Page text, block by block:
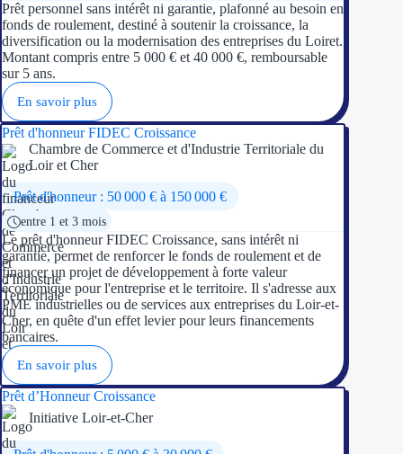
Outre-mer
Aides Région
Aides Région
Couvertures
Aides Nationales
Aides Européennes
Prêt personnel sans intérêt ni garantie, plafonné au besoin en
fonds de roulement, destiné à soutenir la croissance, la
diversification ou la modernisation des entreprises du Loiret.
Montant compris entre 5 000 € et 40 000 €, remboursable
sur 5 ans.
En savoir plus
Prêt d'honneur FIDEC Croissance
Chambre de Commerce et d'Industrie Territoriale du
Loir et Cher
Prêt d'honneur : 50 000 € à 150 000 €
entre 1 et 3 mois
Le prêt d'honneur FIDEC Croissance, sans intérêt ni
garantie, permet de renforcer le fonds de roulement et de
financer un projet de développement à forte valeur
économique pour l'entreprise et le territoire. Il s'adresse aux
PME industrielles ou de services aux entreprises du Loir-et-
Cher, en quête d'un effet levier pour leurs financements
bancaires.
En savoir plus
Prêt d’Honneur Croissance
Initiative Loir-et-Cher